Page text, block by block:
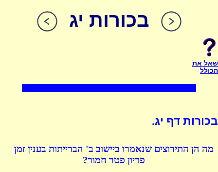
בכורות יג
שאל את
הכולל
בכורות דף יג.
מה הן התירוצים שנאמרו ביישוב ב' הברייתות בענין זמן
פדיון פטר חמור?